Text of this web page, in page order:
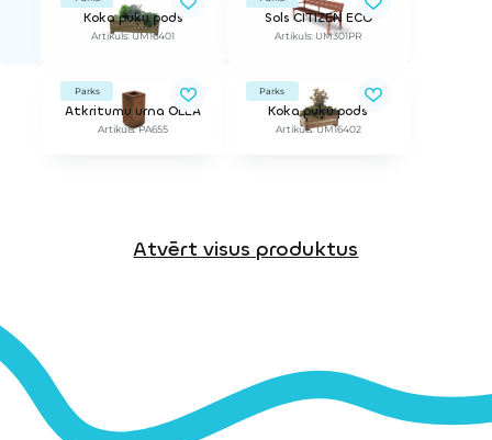
Koka puķu pods
Artikuls: UM16401
Sols CITIZEN ECO
Artikuls: UM301PR
Parks
Atkritumu urna OLEA
Artikuls: PA655
Parks
Koka puķu pods
Artikuls: UM16402
Atvērt visus produktus